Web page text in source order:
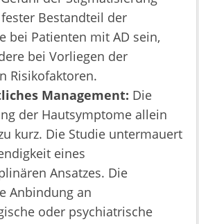
Bestandteil der
bei Patienten mit AD sein,
bei Vorliegen der
Risikofaktoren.
Management: Die
der Hautsymptome allein
kurz. Die Studie untermauert
eines
Ansatzes. Die
Anbindung an
oder psychiatrische